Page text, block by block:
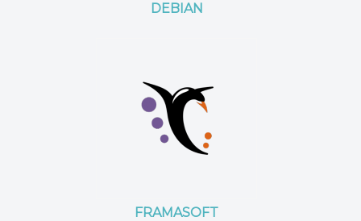
DEBIAN
FRAMASOFT